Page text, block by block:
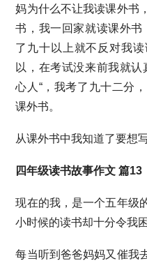
妈为什么不让我读课外书
书，我一回家就读课外书
了九十以上就不反对我
以，在考试没来前我就
心人“，我考了九十二分
课外书。
从课外书中我知道了要想
四年级读书故事作文 篇13
现在的我，是一个五年级
小时候的读书却十分令我困
每当听到爸爸妈妈又催我